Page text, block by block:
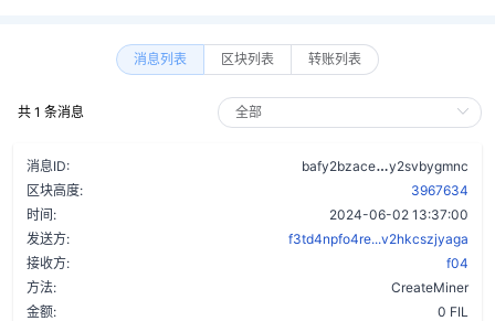
消息列表 区块列表 转账列表
共 1 条消息
消息ID: bafy2bzace
y2svbygmnc
区块高度:
3967634
时间:
2024-06-02 13:37:00
发送方:
f3td4npfo4re...v2hkcszjyaga
接收方:
f04
方法:
CreateMiner
金额:
0 FIL